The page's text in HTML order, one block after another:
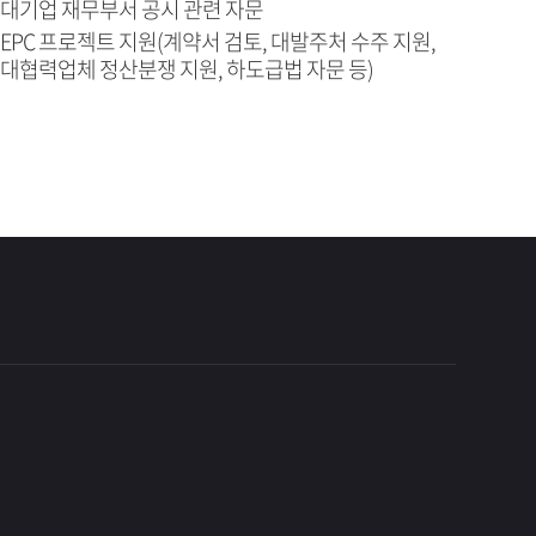
대기업 재무부서 공시 관련 자문
EPC 프로젝트 지원(계약서 검토, 대발주처 수주 지원,
대협력업체 정산분쟁 지원, 하도급법 자문 등)